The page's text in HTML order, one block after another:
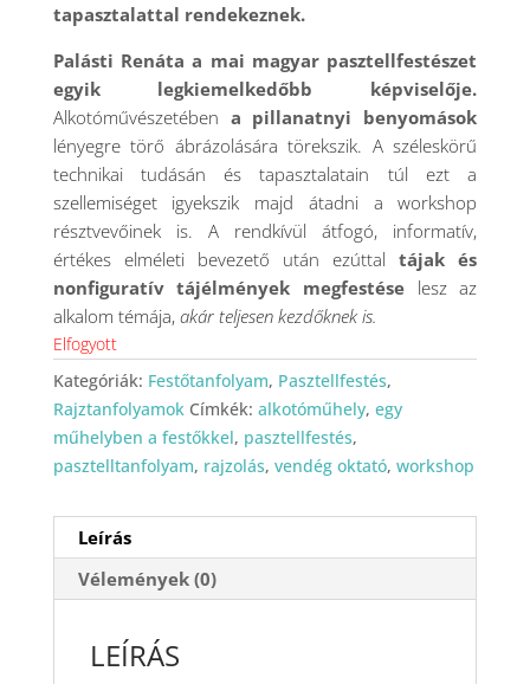
tapasztalattal rendekeznek.
Palásti Renáta a mai magyar pasztellfestészet
egyik legkiemelkedőbb képviselője.
Alkotóművészetében a pillanatnyi benyomások
lényegre törő ábrázolására törekszik. A széleskörű
technikai tudásán és tapasztalatain túl ezt a
szellemiséget igyekszik majd átadni a workshop
résztvevőinek is. A rendkívül átfogó, informatív,
értékes elméleti bevezető után ezúttaltájak és
nonfiguratív tájélmények megfestése lesz az
alkalom témája, akár teljesen kezdőknek is.
Elfogyott
Kategóriák: Festőtanfolyam, Pasztellfestés,
Rajztanfolyamok Címkék: alkotóműhely, egy
műhelyben a festőkkel, pasztellfestés,
pasztelltanfolyam, rajzolás, vendég oktató, workshop
Leírás
Vélemények (0)
LEÍRÁS